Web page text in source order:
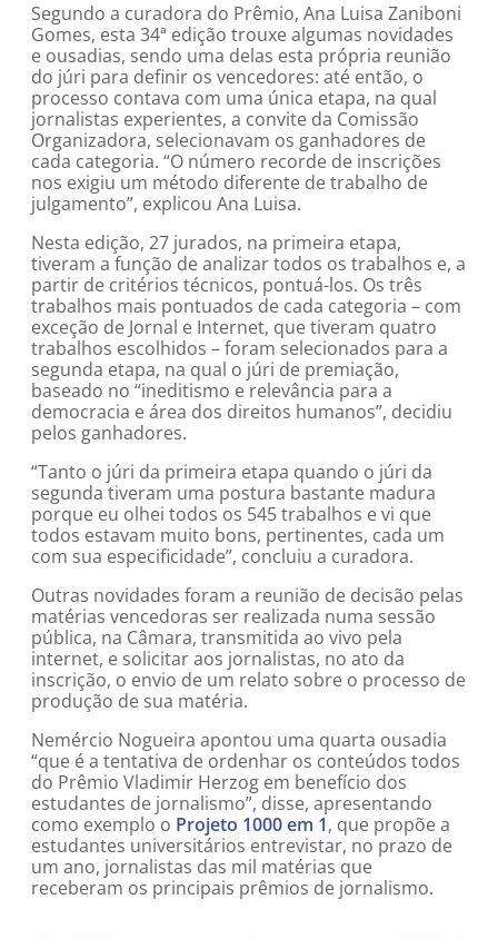
Segundo a curadora do Prêmio, Ana Luisa Zaniboni
Gomes, esta 34ª edição trouxe algumas novidades
e ousadias, sendo uma delas esta própria reunião
do júri para definir os vencedores: até então, o
processo contava com uma única etapa, na qual
jornalistas experientes, a convite da Comissão
Organizadora, selecionavam os ganhadores de
cada categoria. “O número recorde de inscrições
nos exigiu um método diferente de trabalho de
julgamento”, explicou Ana Luisa.
Nesta edição, 27 jurados, na primeira etapa,
tiveram a função de analizar todos os trabalhos e, a
partir de critérios técnicos, pontuá-los. Os três
trabalhos mais pontuados de cada categoria – com
exceção de Jornal e Internet, que tiveram quatro
trabalhos escolhidos – foram selecionados para a
segunda etapa, na qual o júri de premiação,
baseado no “ineditismo e relevância para a
democracia e área dos direitos humanos”, decidiu
pelos ganhadores.
“Tanto o júri da primeira etapa quando o júri da
segunda tiveram uma postura bastante madura
porque eu olhei todos os 545 trabalhos e vi que
todos estavam muito bons, pertinentes, cada um
com sua especificidade”, concluiu a curadora.
Outras novidades foram a reunião de decisão pelas
matérias vencedoras ser realizada numa sessão
pública, na Câmara, transmitida ao vivo pela
internet, e solicitar aos jornalistas, no ato da
inscrição, o envio de um relato sobre o processo de
produção de sua matéria.
Nemércio Nogueira apontou uma quarta ousadia
“que é a tentativa de ordenhar os conteúdos todos
do Prêmio Vladimir Herzog em benefício dos
estudantes de jornalismo”, disse, apresentando
como exemplo o Projeto 1000 em 1, que propõe a
estudantes universitários entrevistar, no prazo de
um ano, jornalistas das mil matérias que
receberam os principais prêmios de jornalismo.